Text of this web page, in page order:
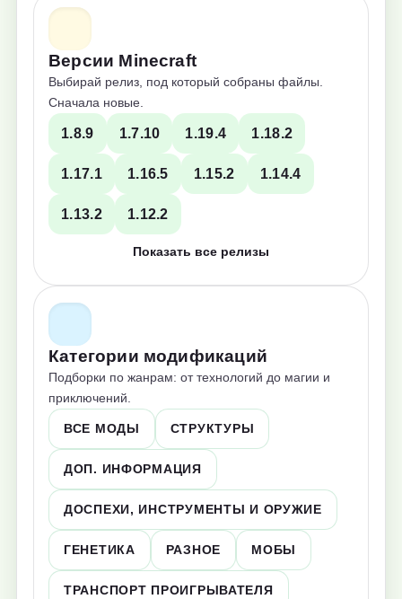
Версии Minecraft
Выбирай релиз, под который собраны файлы.
Сначала новые.
1.8.9 1.7.10 1.19.4 1.18.2
1.17.1 1.16.5 1.15.2 1.14.4
1.13.2 1.12.2
Показать все релизы
Категории модификаций
Подборки по жанрам: от технологий до магии и
приключений.
ВСЕ МОДЫ СТРУКТУРЫ
ДОП. ИНФОРМАЦИЯ
ДОСПЕХИ, ИНСТРУМЕНТЫ И ОРУЖИЕ
ГЕНЕТИКА РАЗНОЕ МОБЫ
ТРАНСПОРТ ПРОИГРЫВАТЕЛЯ